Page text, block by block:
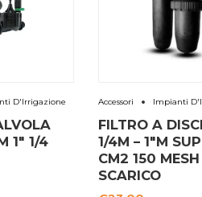
D'Irrigazione
1″ 1/4
Accessori Impianti
FILTRO A
1/4M – 1″M
CM2 150
SCARICO